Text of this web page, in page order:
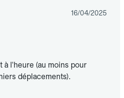
16/04/2025
à l'heure (au moins pour
déplacements).